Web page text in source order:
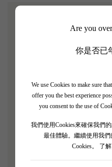
Are you
你是否已
We use Cookies to make sure
offer you the best experience
you consent to the use of
我們使用Cookies來確保我們
最佳體驗。繼續使用我
Cookies。
了
十年歲月洗禮，完美示
酒體中等偏飽滿，當年
圓滑有層次，酸度依然
香同礦物感。配搭烤羊
飯，肉汁會令酒香極致昇